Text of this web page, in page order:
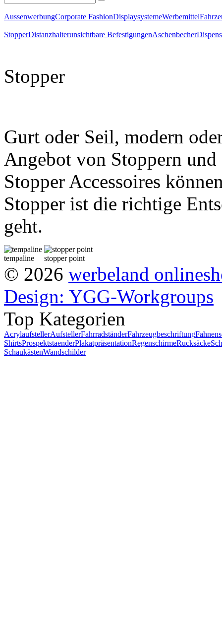
AussenwerbungCorporate FashionDisplaysystemeWerbemittel
StopperDistanzhalterunsichtbare BefestigungenAschenbecher
Stopper
Gurt oder Seil, modern
Angebot von Stoppern
Stopper Accessoires
Stopper ist die richtige
geht.
tempaline stopper point
© 2026 werbeland
Design: YGG-Workgroups
Top Kategorien
AcrylaufstellerAufstellerFahrradständerFahrzeugbeschriftung
ShirtsProspektstaenderPlakatpräsentationRegenschirmeRucksäcke
SchaukästenWandschilder